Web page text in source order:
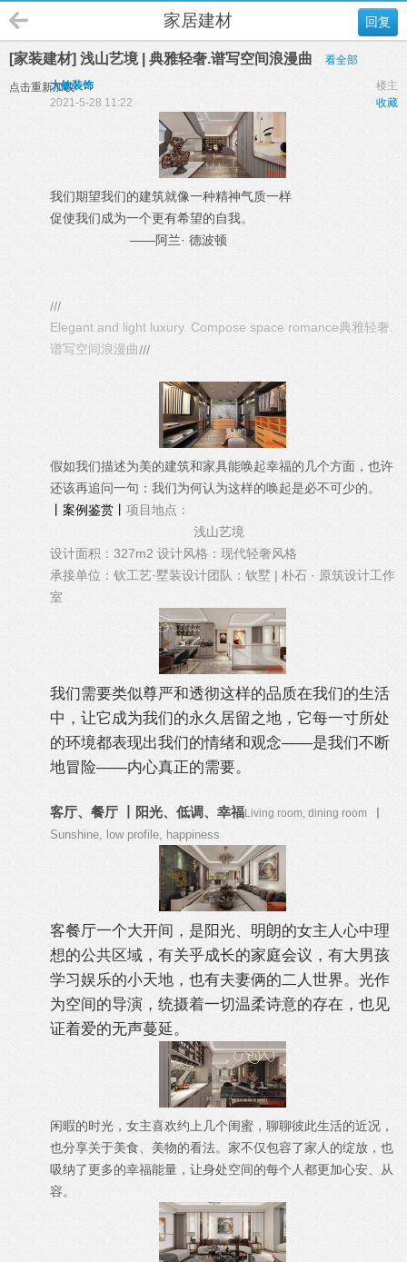
回复
家居建材
[家装建材] 浅山艺境 | 典雅轻奢.谱写空间浪漫曲 看全部
点击重新加载 楼主
大钦装饰
收藏
2021-5-28 11:22
我们期望我们的建筑就像一种精神气质一样
促使我们成为一个更有希望的自我。
——阿兰· 德波顿
///
Elegant and light luxury. Compose space romance典雅轻奢.
谱写空间浪漫曲///
假如我们描述为美的建筑和家具能唤起幸福的几个方面，也许
还该再追问一句：我们为何认为这样的唤起是必不可少的。
丨案例鉴赏丨 项目地点：
浅山艺境
设计面积：327m2 设计风格：现代轻奢风格
承接单位：钦工艺·墅装设计团队：钦墅 | 朴石 · 原筑设计工作
室
我们需要类似尊严和透彻这样的品质在我们的生活
中，让它成为我们的永久居留之地，它每一寸所处
的环境都表现出我们的情绪和观念——是我们不断
地冒险——内心真正的需要。
客厅、餐厅 丨阳光、低调、幸福Living room, dining room
Sunshine, low profile, happiness
客餐厅一个大开间，是阳光、明朗的女主人心中理
想的公共区域，有关乎成长的家庭会议，有大男孩
学习娱乐的小天地，也有夫妻俩的二人世界。光作
为空间的导演，统摄着一切温柔诗意的存在，也见
证着爱的无声蔓延。
闲暇的时光，女主喜欢约上几个闺蜜，聊聊彼此生活的近况，
也分享关于美食、美物的看法。家不仅包容了家人的绽放，也
吸纳了更多的幸福能量，让身处空间的每个人都更加心安、从
容。